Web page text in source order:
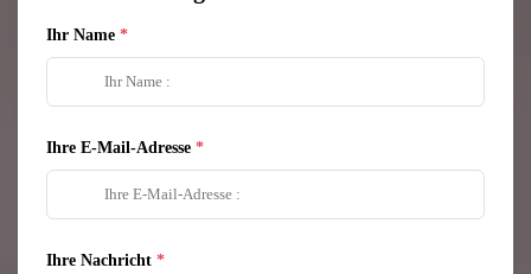
Ihr Name
Ihre E-Mail-Adresse
Ihre Nachricht